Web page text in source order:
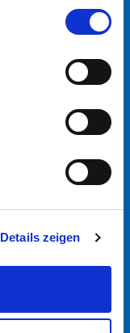
Details zeigen
Arbeitswelt
der Entwicklung
in
voraus
Design: die